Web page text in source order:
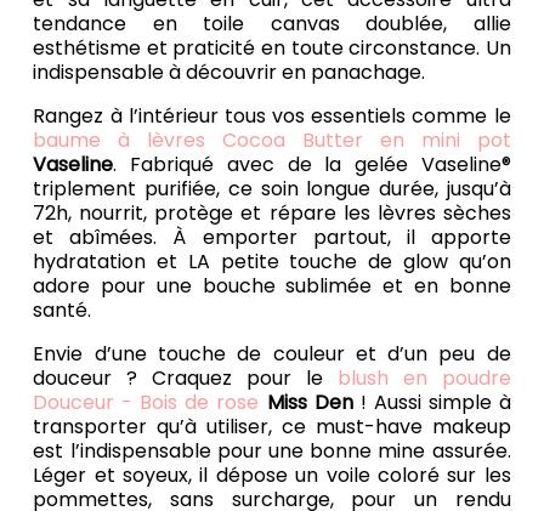
tendance en toile canvas doublée, allie
esthétisme et praticité en toute circonstance. Un
indispensable à découvrir en panachage.
Rangez à l’intérieur tous vos essentiels comme le
baume à lèvres Cocoa Butter en mini pot
Vaseline. Fabriqué avec de la gelée Vaseline®
triplement purifiée, ce soin longue durée, jusqu’à
72h, nourrit, protège et répare les lèvres sèches
et abîmées. À emporter partout, il apporte
hydratation et LA petite touche de glow qu’on
adore pour une bouche sublimée et en bonne
santé.
Envie d’une touche de couleur et d’un peu de
douceur ? Craquez pour le blush en poudre
Douceur - Bois de rose Miss Den! Aussi simple à
transporter qu’à utiliser, ce must-have makeup
est l’indispensable pour une bonne mine assurée.
Léger et soyeux, il dépose un voile coloré sur les
pommettes, sans surcharge, pour un rendu